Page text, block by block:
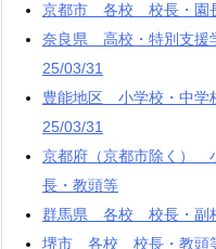
京都市 各校 校長・園
奈良県 高校・特別支
25/03/31
豊能地区 小学校・中
25/03/31
京都府（京都市除く）
長・教頭等
群馬県 各校 校長・副
堺市 各校 校長・教頭